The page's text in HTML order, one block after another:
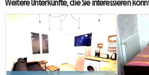
Weitere Unterkünfte, die Sie interessieren